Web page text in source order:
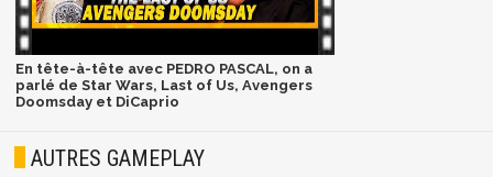
En tête-à-tête avec PEDRO PASCAL, on a
parlé de Star Wars, Last of Us, Avengers
Doomsday et DiCaprio
AUTRES GAMEPLAY